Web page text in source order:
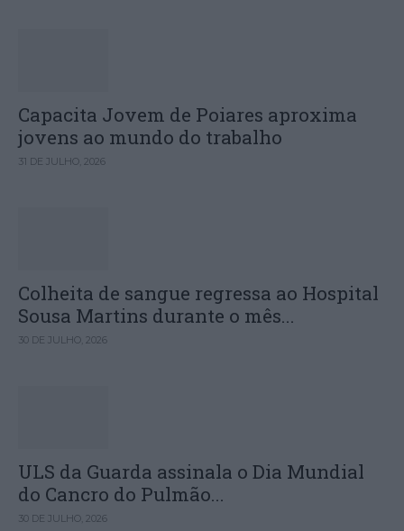
Capacita Jovem de Poiares aproxima
jovens ao mundo do trabalho
31 DE JULHO, 2026
Colheita de sangue regressa ao Hospital
Sousa Martins durante o mês...
30 DE JULHO, 2026
ULS da Guarda assinala o Dia Mundial
do Cancro do Pulmão...
30 DE JULHO, 2026